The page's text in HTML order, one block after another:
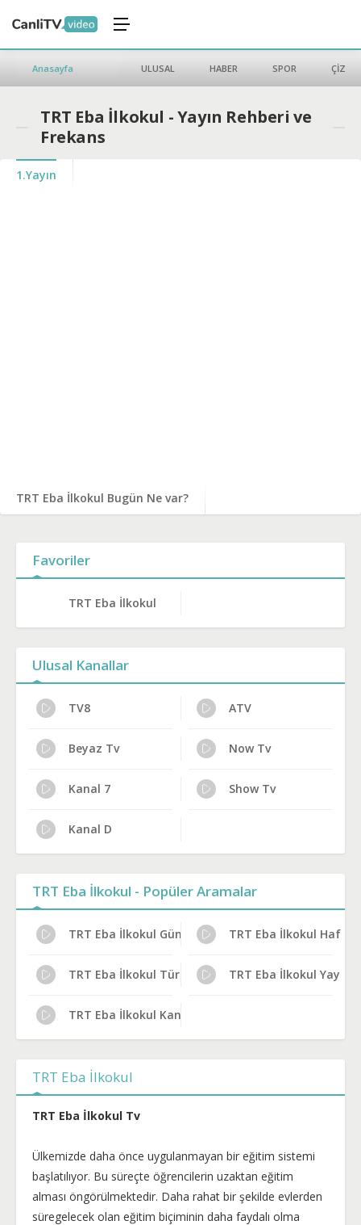
Anasayfa ULUSAL HABER SPOR ÇİZGİ
TRT Eba İlkokul - Yayın Rehberi ve
Frekans
1.Yayın
TRT Eba İlkokul Bugün Ne var?
Favoriler
TRT Eba İlkokul
Ulusal Kanallar
TV8 ATV
Beyaz Tv Now Tv
Kanal 7 Show Tv
Kanal D
TRT Eba İlkokul - Popüler Aramalar
TRT Eba İlkokul Günlük Program Akışı
TRT Eba İlkokul
TRT Eba İlkokul Türksat Frekans Bilgileri
TRT Eba İlkokul Yayın
TRT Eba İlkokul Kanal Sahibi Kim?
TRT Eba İlkokul
TRT Eba İlkokul Tv
Ülkemizde daha önce uygulanmayan bir eğitim sistemi
başlatılıyor. Bu süreçte öğrencilerin uzaktan eğitim
alması öngörülmektedir. Daha rahat bir şekilde evlerden
süregelecek olan eğitim biçiminin daha faydalı olma